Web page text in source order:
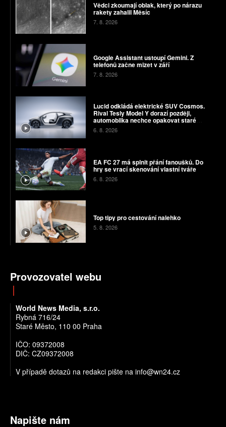
Vědci zkoumají oblak, který po nárazu
rakety zahalil Měsíc
7. 8. 2026
Google Assistant ustoupí Gemini. Z
telefonů začne mizet v září
7. 8. 2026
Lucid odkládá elektrické SUV Cosmos.
Rival Tesly Model Y dorazí později,
automobilka nechce opakovat staré
chyby
6. 8. 2026
EA FC 27 má splnit přání fanoušků. Do
hry se vrací skenování vlastní tváře
6. 8. 2026
Top tipy pro cestování nalehko
5. 8. 2026
Provozovatel webu
World News Media, s.r.o.
Rybná 716/24
Staré Město, 110 00 Praha
IČO: 09372008
DIČ: CZ09372008
V případě dotazů na redakci pište na info@wn24.cz
Napište nám